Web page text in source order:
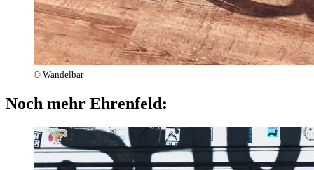
© Wandelbar
Noch mehr Ehrenfeld: